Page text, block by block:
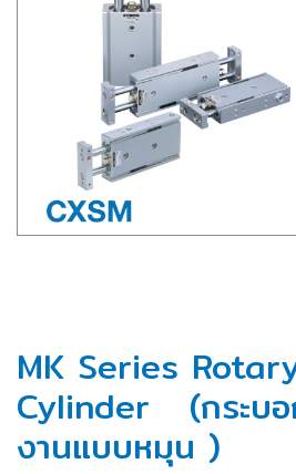
MK Series
Cylinder (กระบ
งานแบบหมุน )